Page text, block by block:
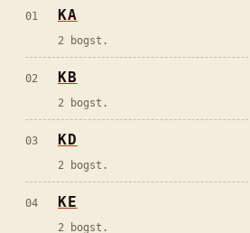
01 KA
2 bogst.
02 KB
2 bogst.
03 KD
2 bogst.
04 KE
2 bogst.